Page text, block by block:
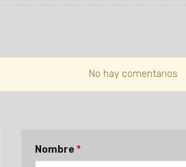
No hay comentarios
Nombre